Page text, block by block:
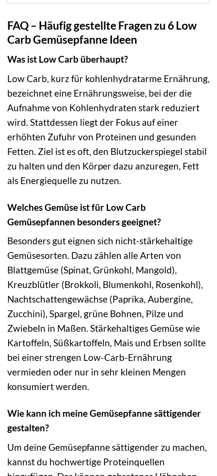
FAQ – Häufig gestellte Fragen zu 6 Low
Carb Gemüsepfanne Ideen
Was ist Low Carb überhaupt?
Low Carb, kurz für kohlenhydratarme Ernährung,
bezeichnet eine Ernährungsweise, bei der die
Aufnahme von Kohlenhydraten stark reduziert
wird. Stattdessen liegt der Fokus auf einer
erhöhten Zufuhr von Proteinen und gesunden
Fetten. Ziel ist es oft, den Blutzuckerspiegel stabil
zu halten und den Körper dazu anzuregen, Fett
als Energiequelle zu nutzen.
Welches Gemüse ist für Low Carb
Gemüsepfannen besonders geeignet?
Besonders gut eignen sich nicht-stärkehaltige
Gemüsesorten. Dazu zählen alle Arten von
Blattgemüse (Spinat, Grünkohl, Mangold),
Kreuzblütler (Brokkoli, Blumenkohl, Rosenkohl),
Nachtschattengewächse (Paprika, Aubergine,
Zucchini), Spargel, grüne Bohnen, Pilze und
Zwiebeln in Maßen. Stärkehaltiges Gemüse wie
Kartoffeln, Süßkartoffeln, Mais und Erbsen sollte
bei einer strengen Low-Carb-Ernährung
vermieden oder nur in sehr kleinen Mengen
konsumiert werden.
Wie kann ich meine Gemüsepfanne sättigender
gestalten?
Um deine Gemüsepfanne sättigender zu machen,
kannst du hochwertige Proteinquellen